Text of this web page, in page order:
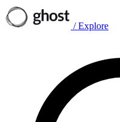
/ Explore